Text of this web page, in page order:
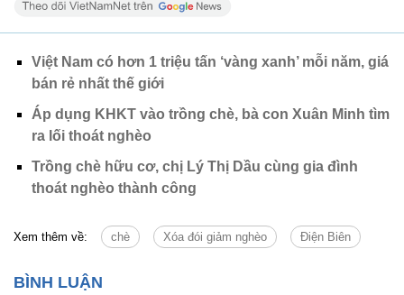
Việt Nam có hơn 1 triệu tấn ‘vàng xanh’ mỗi năm, giá
bán rẻ nhất thế giới
Áp dụng KHKT vào trồng chè, bà con Xuân Minh tìm
ra lối thoát nghèo
Trồng chè hữu cơ, chị Lý Thị Dầu cùng gia đình
thoát nghèo thành công
Xem thêm về: chè Xóa đói giảm nghèo Điện Biên